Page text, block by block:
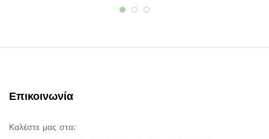
Επικοινωνία
Καλέστε μας στα: